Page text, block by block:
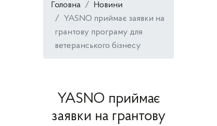
Головна
Новини
YASNO приймає заявки на
грантову програму для
ветеранського бізнесу
YASNO приймає
заявки на грантову